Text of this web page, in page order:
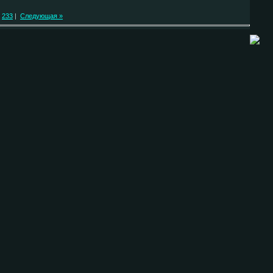
233 | Следующая »